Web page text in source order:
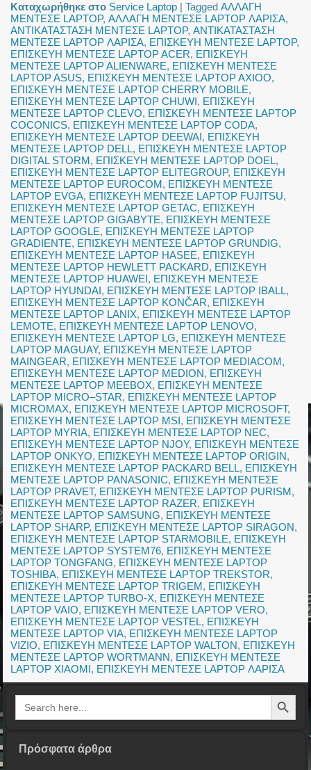
Καταχωρήθηκε στο Service Laptop |Tagged ΑΛΛΑΓΗ
ΜΕΝΤΕΣΕ LAPTOP,ΑΛΛΑΓΗ ΜΕΝΤΕΣΕ LAPTOP ΛΑΡΙΣΑ,
ΑΝΤΙΚΑΤΑΣΤΑΣΗ ΜΕΝΤΕΣΕ LAPTOP,ΑΝΤΙΚΑΤΑΣΤΑΣΗ
ΜΕΝΤΕΣΕ LAPTOP ΛΑΡΙΣΑ, ΕΠΙΣΚΕΥΗ ΜΕΝΤΕΣΕ LAPTOP,
ΕΠΙΣΚΕΥΗ ΜΕΝΤΕΣΕ LAPTOP ACER, ΕΠΙΣΚΕΥΗ
ΜΕΝΤΕΣΕ LAPTOP ALIENWARE, ΕΠΙΣΚΕΥΗ ΜΕΝΤΕΣΕ
LAPTOP ASUS, ΕΠΙΣΚΕΥΗ ΜΕΝΤΕΣΕ LAPTOP AXIOO,
ΕΠΙΣΚΕΥΗ ΜΕΝΤΕΣΕ LAPTOP CHERRY MOBILE,
ΕΠΙΣΚΕΥΗ ΜΕΝΤΕΣΕ LAPTOP CHUWI, ΕΠΙΣΚΕΥΗ
ΜΕΝΤΕΣΕ LAPTOP CLEVO, ΕΠΙΣΚΕΥΗ ΜΕΝΤΕΣΕ LAPTOP
COCONICS, ΕΠΙΣΚΕΥΗ ΜΕΝΤΕΣΕ LAPTOP CODA,
ΕΠΙΣΚΕΥΗ ΜΕΝΤΕΣΕ LAPTOP DEEWAI, ΕΠΙΣΚΕΥΗ
ΜΕΝΤΕΣΕ LAPTOP DELL, ΕΠΙΣΚΕΥΗ ΜΕΝΤΕΣΕ LAPTOP
DIGITAL STORM, ΕΠΙΣΚΕΥΗ ΜΕΝΤΕΣΕ LAPTOP DOEL,
ΕΠΙΣΚΕΥΗ ΜΕΝΤΕΣΕ LAPTOP ELITEGROUP, ΕΠΙΣΚΕΥΗ
ΜΕΝΤΕΣΕ LAPTOP EUROCOM, ΕΠΙΣΚΕΥΗ ΜΕΝΤΕΣΕ
LAPTOP EVGA, ΕΠΙΣΚΕΥΗ ΜΕΝΤΕΣΕ LAPTOP FUJITSU,
ΕΠΙΣΚΕΥΗ ΜΕΝΤΕΣΕ LAPTOP GETAC, ΕΠΙΣΚΕΥΗ
ΜΕΝΤΕΣΕ LAPTOP GIGABYTE, ΕΠΙΣΚΕΥΗ ΜΕΝΤΕΣΕ
LAPTOP GOOGLE, ΕΠΙΣΚΕΥΗ ΜΕΝΤΕΣΕ LAPTOP
GRADIENTE, ΕΠΙΣΚΕΥΗ ΜΕΝΤΕΣΕ LAPTOP GRUNDIG,
ΕΠΙΣΚΕΥΗ ΜΕΝΤΕΣΕ LAPTOP HASEE, ΕΠΙΣΚΕΥΗ
ΜΕΝΤΕΣΕ LAPTOP HEWLETT PACKARD, ΕΠΙΣΚΕΥΗ
ΜΕΝΤΕΣΕ LAPTOP HUAWEI, ΕΠΙΣΚΕΥΗ ΜΕΝΤΕΣΕ
LAPTOP HYUNDAI, ΕΠΙΣΚΕΥΗ ΜΕΝΤΕΣΕ LAPTOP IBALL,
ΕΠΙΣΚΕΥΗ ΜΕΝΤΕΣΕ LAPTOP KONČAR, ΕΠΙΣΚΕΥΗ
ΜΕΝΤΕΣΕ LAPTOP LANIX, ΕΠΙΣΚΕΥΗ ΜΕΝΤΕΣΕ LAPTOP
LEMOTE, ΕΠΙΣΚΕΥΗ ΜΕΝΤΕΣΕ LAPTOP LENOVO,
ΕΠΙΣΚΕΥΗ ΜΕΝΤΕΣΕ LAPTOP LG, ΕΠΙΣΚΕΥΗ ΜΕΝΤΕΣΕ
LAPTOP MAGUAY, ΕΠΙΣΚΕΥΗ ΜΕΝΤΕΣΕ LAPTOP
MAINGEAR, ΕΠΙΣΚΕΥΗ ΜΕΝΤΕΣΕ LAPTOP MEDIACOM,
ΕΠΙΣΚΕΥΗ ΜΕΝΤΕΣΕ LAPTOP MEDION, ΕΠΙΣΚΕΥΗ
ΜΕΝΤΕΣΕ LAPTOP MEEBOX, ΕΠΙΣΚΕΥΗ ΜΕΝΤΕΣΕ
LAPTOP MICRO–STAR, ΕΠΙΣΚΕΥΗ ΜΕΝΤΕΣΕ LAPTOP
MICROMAX, ΕΠΙΣΚΕΥΗ ΜΕΝΤΕΣΕ LAPTOP MICROSOFT,
ΕΠΙΣΚΕΥΗ ΜΕΝΤΕΣΕ LAPTOP MSI, ΕΠΙΣΚΕΥΗ ΜΕΝΤΕΣΕ
LAPTOP MYRIA, ΕΠΙΣΚΕΥΗ ΜΕΝΤΕΣΕ LAPTOP NEC,
ΕΠΙΣΚΕΥΗ ΜΕΝΤΕΣΕ LAPTOP NJOY, ΕΠΙΣΚΕΥΗ ΜΕΝΤΕΣΕ
LAPTOP ONKYO, ΕΠΙΣΚΕΥΗ ΜΕΝΤΕΣΕ LAPTOP ORIGIN,
ΕΠΙΣΚΕΥΗ ΜΕΝΤΕΣΕ LAPTOP PACKARD BELL, ΕΠΙΣΚΕΥΗ
ΜΕΝΤΕΣΕ LAPTOP PANASONIC, ΕΠΙΣΚΕΥΗ ΜΕΝΤΕΣΕ
LAPTOP PRAVET, ΕΠΙΣΚΕΥΗ ΜΕΝΤΕΣΕ LAPTOP PURISM,
ΕΠΙΣΚΕΥΗ ΜΕΝΤΕΣΕ LAPTOP RAZER, ΕΠΙΣΚΕΥΗ
ΜΕΝΤΕΣΕ LAPTOP SAMSUNG, ΕΠΙΣΚΕΥΗ ΜΕΝΤΕΣΕ
LAPTOP SHARP, ΕΠΙΣΚΕΥΗ ΜΕΝΤΕΣΕ LAPTOP SIRAGON,
ΕΠΙΣΚΕΥΗ ΜΕΝΤΕΣΕ LAPTOP STARMOBILE, ΕΠΙΣΚΕΥΗ
ΜΕΝΤΕΣΕ LAPTOP SYSTEM76, ΕΠΙΣΚΕΥΗ ΜΕΝΤΕΣΕ
LAPTOP TONGFANG, ΕΠΙΣΚΕΥΗ ΜΕΝΤΕΣΕ LAPTOP
TOSHIBA, ΕΠΙΣΚΕΥΗ ΜΕΝΤΕΣΕ LAPTOP TREKSTOR,
ΕΠΙΣΚΕΥΗ ΜΕΝΤΕΣΕ LAPTOP TRIGEM, ΕΠΙΣΚΕΥΗ
ΜΕΝΤΕΣΕ LAPTOP TURBO-X, ΕΠΙΣΚΕΥΗ ΜΕΝΤΕΣΕ
LAPTOP VAIO, ΕΠΙΣΚΕΥΗ ΜΕΝΤΕΣΕ LAPTOP VERO,
ΕΠΙΣΚΕΥΗ ΜΕΝΤΕΣΕ LAPTOP VESTEL, ΕΠΙΣΚΕΥΗ
ΜΕΝΤΕΣΕ LAPTOP VIA, ΕΠΙΣΚΕΥΗ ΜΕΝΤΕΣΕ LAPTOP
VIZIO, ΕΠΙΣΚΕΥΗ ΜΕΝΤΕΣΕ LAPTOP WALTON, ΕΠΙΣΚΕΥΗ
ΜΕΝΤΕΣΕ LAPTOP WORTMANN, ΕΠΙΣΚΕΥΗ ΜΕΝΤΕΣΕ
LAPTOP XIAOMI, ΕΠΙΣΚΕΥΗ ΜΕΝΤΕΣΕ LAPTOP ΛΑΡΙΣΑ
Search
for:
Search Button
Πρόσφατα άρθρα